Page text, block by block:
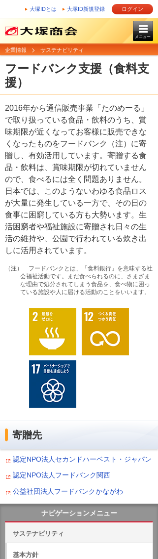
大塚IDとは 大塚ID新規登録 ログイン
メニュー
企業情報 サステナビリティ
フードバンク支援（食料支
援）
2016年から通信販売事業「たのめーる」
で取り扱っている食品・飲料のうち、賞
味期限が近くなってお客様に販売できな
くなったものをフードバンク（注）に寄
贈し、有効活用しています。寄贈する食
品・飲料は、賞味期限が切れていません
ので、食べるには全く問題ありません。
日本では、このようないわゆる食品ロス
が大量に発生している一方で、その日の
食事に困窮している方も大勢います。生
活困窮者や福祉施設に寄贈され日々の生
活の維持や、公園で行われている炊き出
しに活用されています。
（注） フードバンクとは、「食料銀行」を意味する社
会福祉活動です。まだ食べられるのに、さまざま
な理由で処分されてしまう食品を、食べ物に困っ
ている施設や人に届ける活動のことをいいます。
寄贈先
認定NPO法人セカンドハーベスト・ジャパン
認定NPO法人フードバンク関西
公益社団法人フードバンクかながわ
ナビゲーションメニュー
サステナビリティ
基本方針